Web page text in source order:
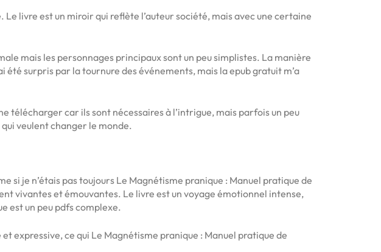
livre est un miroir qui reflète l’auteur société, mais avec une certaine
mais les personnages principaux sont un peu simplistes. La manière
surpris par la tournure des événements, mais la epub gratuit m’a
télécharger car ils sont nécessaires à l’intrigue, mais parfois un peu
veulent changer le monde.
je n’étais pas toujours Le Magnétisme pranique : Manuel pratique de
vivantes et émouvantes. Le livre est un voyage émotionnel intense,
est un peu pdfs complexe.
expressive, ce qui Le Magnétisme pranique : Manuel pratique de